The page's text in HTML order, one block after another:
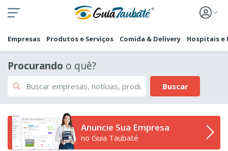
Empresas Produtos e Serviços Comida & Delivery Hospitais e
Procurando o quê?
Buscar
Anuncie Sua Empresa
no Guia Taubaté